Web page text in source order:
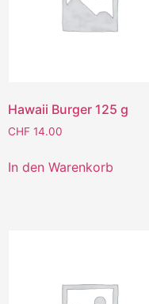
Hawaii Burger 125 g
CHF 14.00
In den Warenkorb